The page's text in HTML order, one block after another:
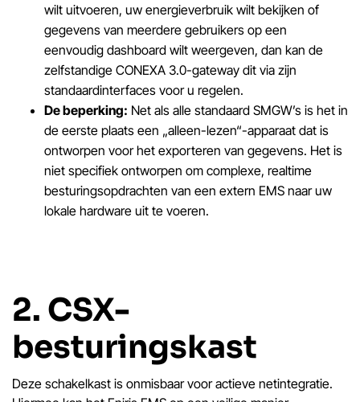
wilt uitvoeren, uw energieverbruik wilt bekijken of
gegevens van meerdere gebruikers op een
eenvoudig dashboard wilt weergeven, dan kan de
zelfstandige CONEXA 3.0-gateway dit via zijn
standaardinterfaces voor u regelen.
De beperking: Net als alle standaard SMGW’s is het in
de eerste plaats een „alleen-lezen“-apparaat dat is
ontworpen voor het exporteren van gegevens. Het is
niet specifiek ontworpen om complexe, realtime
besturingsopdrachten van een extern EMS naar uw
lokale hardware uit te voeren.
2. CSX-
besturingskast
Deze schakelkast is onmisbaar voor actieve netintegratie.